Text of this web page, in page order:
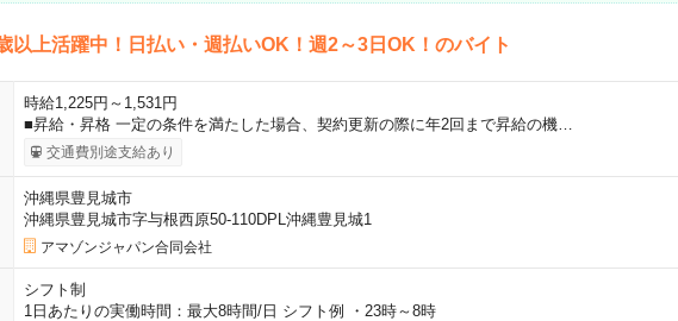
以上活躍中！日払い・週払いOK！週2～3日OK！のバイト
時給1,225円～1,531円
■昇給・昇格 一定の条件を満たした場合、契約更新の際に年2回まで昇給の機…
交通費別途支給あり
沖縄県豊見城市
沖縄県豊見城市字与根西原50-110DPL沖縄豊見城1
アマゾンジャパン合同会社
シフト制
1日あたりの実働時間：最大8時間/日 シフト例 ・23時～8時